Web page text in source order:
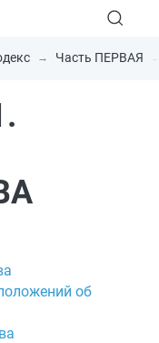
Часть ПЕРВАЯ
об